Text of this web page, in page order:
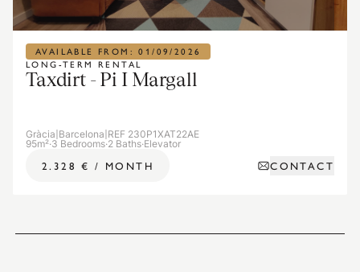
LONG-TERM RENTAL
AVAILABLE FROM: 01/09/2026
Taxdirt - Pi I Margall
Gràcia Barcelona REF 230P1XAT22AE
95m²·3 Bedrooms·2 Baths·Elevator
2.328 € / MONTH CONTACT